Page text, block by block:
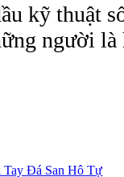
kỹ thuật
người là